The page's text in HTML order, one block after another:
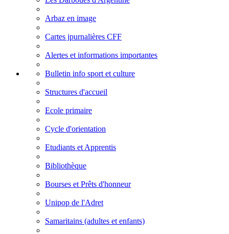
Arbaz en image
Cartes jpurnalières CFF
Alertes et informations importantes
Bulletin info sport et culture
Structures d'accueil
Ecole primaire
Cycle d'orientation
Etudiants et Apprentis
Bibliothèque
Bourses et Prêts d'honneur
Unipop de l'Adret
Samaritains (adultes et enfants)